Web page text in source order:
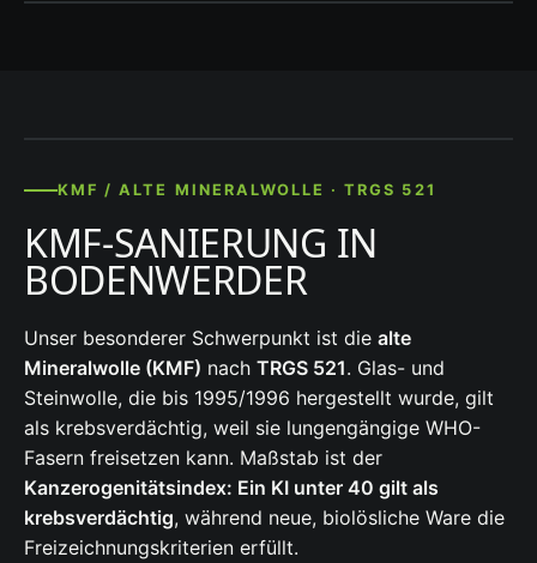
KMF / ALTE MINERALWOLLE · TRGS 521
KMF-SANIERUNG IN
BODENWERDER
Unser besonderer Schwerpunkt ist die alte
Mineralwolle (KMF) nach TRGS 521. Glas- und
Steinwolle, die bis 1995/1996 hergestellt wurde, gilt
als krebsverdächtig, weil sie lungengängige WHO-
Fasern freisetzen kann. Maßstab ist der
Kanzerogenitätsindex: Ein KI unter 40 gilt als
krebsverdächtig, während neue, biolösliche Ware die
Freizeichnungskriterien erfüllt.